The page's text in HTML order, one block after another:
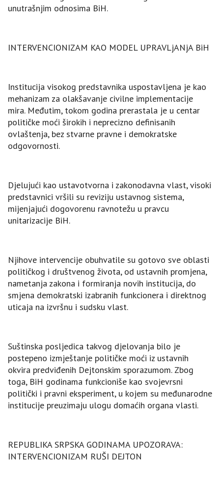
unutrašnjim odnosima BiH.
INTERVENCIONIZAM KAO MODEL UPRAVLjANjA BiH
Institucija visokog predstavnika uspostavljena je kao
mehanizam za olakšavanje civilne implementacije
mira. Međutim, tokom godina prerastala je u centar
političke moći širokih i neprecizno definisanih
ovlaštenja, bez stvarne pravne i demokratske
odgovornosti.
Djelujući kao ustavotvorna i zakonodavna vlast, visoki
predstavnici vršili su reviziju ustavnog sistema,
mijenjajući dogovorenu ravnotežu u pravcu
unitarizacije BiH.
Njihove intervencije obuhvatile su gotovo sve oblasti
političkog i društvenog života, od ustavnih promjena,
nametanja zakona i formiranja novih institucija, do
smjena demokratski izabranih funkcionera i direktnog
uticaja na izvršnu i sudsku vlast.
Suštinska posljedica takvog djelovanja bilo je
postepeno izmještanje političke moći iz ustavnih
okvira predviđenih Dejtonskim sporazumom. Zbog
toga, BiH godinama funkcioniše kao svojevrsni
politički i pravni eksperiment, u kojem su međunarodne
institucije preuzimaju ulogu domaćih organa vlasti.
REPUBLIKA SRPSKA GODINAMA UPOZORAVA:
INTERVENCIONIZAM RUŠI DEЈTON